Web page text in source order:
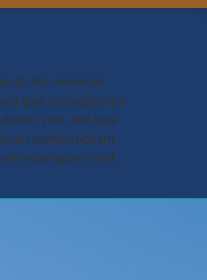
ab illo inventore
quia consequuntur
velit, sed quia
exercitationem
esse quam nihil